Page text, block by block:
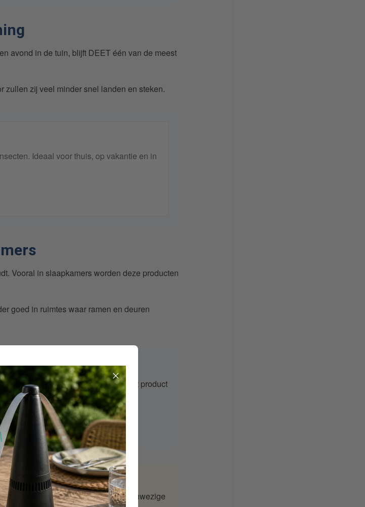
avond in de tuin, blijft DEET één van de meest
zullen zij veel minder snel landen en steken.
Ideaal voor thuis, op vakantie en in
Vooral in slaapkamers worden deze producten
goed in ruimtes waar ramen en deuren
en kleinere afgesloten ruimtes. Het product
houden tijdens de nacht.
product zorgt er vooral voor dat aanwezige